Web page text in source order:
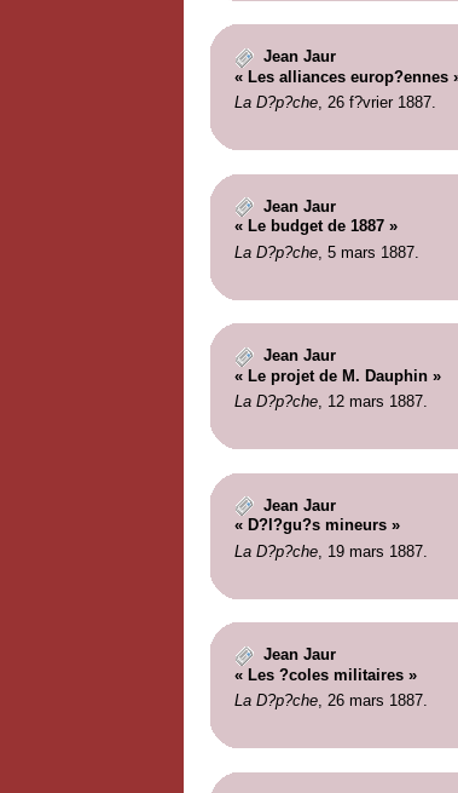
Jean Jaur
« Les alliances europ?ennes
La D?p?che, 26 f?vrier 1887.
Jean Jaur
« Le budget de 1887 »
La D?p?che, 5 mars 1887.
Jean Jaur
« Le projet de M. Dauphin »
La D?p?che, 12 mars 1887.
Jean Jaur
« D?l?gu?s mineurs »
La D?p?che, 19 mars 1887.
Jean Jaur
« Les ?coles militaires »
La D?p?che, 26 mars 1887.